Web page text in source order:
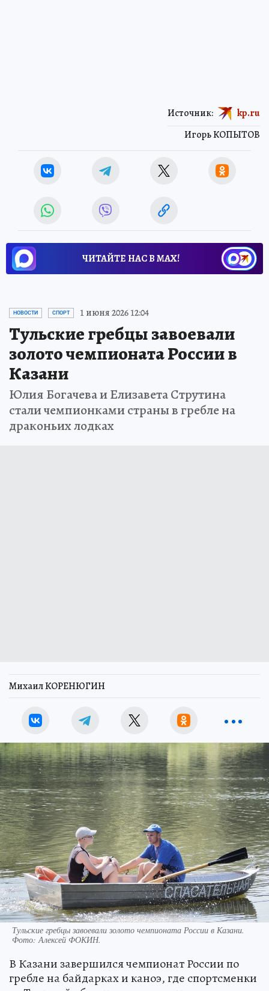
Игорь КОПЫТОВ
Источник: kp.ru
ЧИТАЙТЕ НАС В МАХ!
НОВОСТИ СПОРТ 1 июня 2026 12:04
Тульские гребцы завоевали
золото чемпионата России в
Казани
Юлия Богачева и Елизавета Струтина
стали чемпионками страны в гребле на
драконьих лодках
Михаил КОРЕНЮГИН
Тульские гребцы завоевали золото чемпионата России в Казани.
Фото:Алексей ФОКИН.
В Казани завершился чемпионат России по
гребле на байдарках и каноэ, где спортсменки